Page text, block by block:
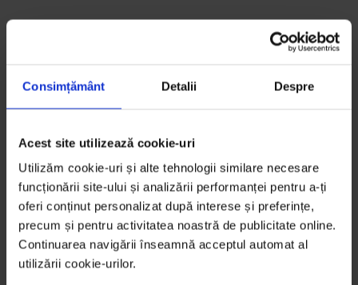
Consimțământ Detalii Despre
Acest site utilizează cookie-uri
Utilizăm cookie-uri și alte tehnologii similare necesare
funcționării site-ului și analizării performanței pentru a-ți
oferi conținut personalizat după interese și preferințe,
precum și pentru activitatea noastră de publicitate online.
Continuarea navigării înseamnă acceptul automat al
utilizării cookie-urilor.